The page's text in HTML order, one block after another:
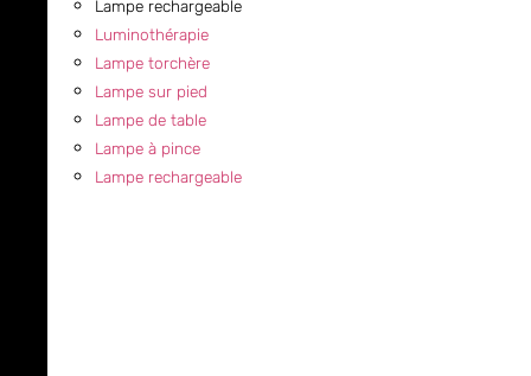
Lampe rechargeable
Luminothérapie
Lampe torchère
Lampe sur pied
Lampe de table
Lampe à pince
Lampe rechargeable